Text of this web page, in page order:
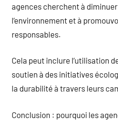
agences cherchent à
l’environnement et à
responsables.
Cela peut inclure l’utilisation
soutien à des initiatives
la durabilité à travers leurs
Conclusion : pourquoi les